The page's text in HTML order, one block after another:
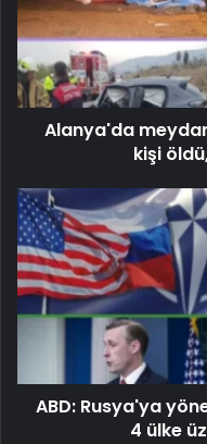
Alanya'da
kişi
ABD: Rusya'ya
4 ülke